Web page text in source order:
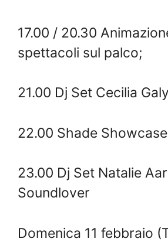
17.00 / 20.30
spettacoli sul palco;
21.00 Dj Set Cecilia
22.00 Shade
23.00 Dj Set Natalie
Soundlover
Domenica 11 febbraio